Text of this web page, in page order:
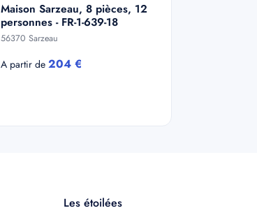
Maison Sarzeau, 8 pièces, 12
personnes - FR-1-639-18
56370 Sarzeau
A partir de 204 €
Les étoilées